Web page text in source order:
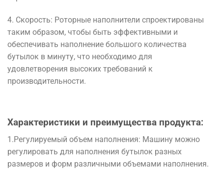
4. Скорость: Роторные наполнители спроектированы
таким образом, чтобы быть эффективными и
обеспечивать наполнение большого количества
бутылок в минуту, что необходимо для
удовлетворения высоких требований к
производительности.
Характеристики и преимущества продукта:
1 .Регулируемый объем наполнения: Машину можно
регулировать для наполнения бутылок разных
размеров и форм различными объемами наполнения.